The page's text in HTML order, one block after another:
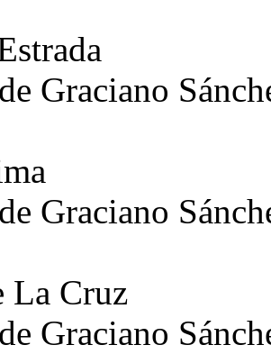
Graciano
Graciano
La Cruz
Graciano